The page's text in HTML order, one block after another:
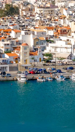
Madrid
Espanha
Holanda
Praga
República